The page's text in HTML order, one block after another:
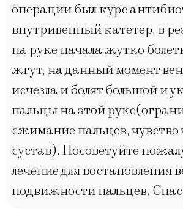
операции был курс
внутривенный катетер, в
на руке начала жутко
жгут, на данный момент
исчезла и болят большой и
пальцы на этой
сжимание пальцев, чувство
сустав). Посоветуйте
лечение для востановления
подвижности пальцев.